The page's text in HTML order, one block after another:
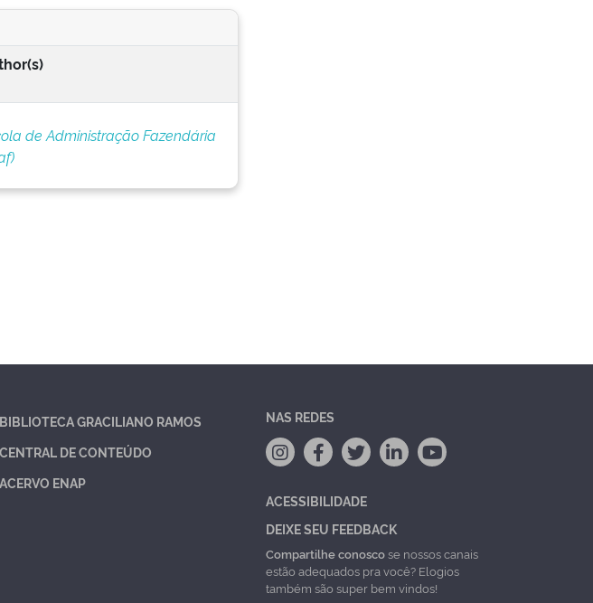
de Administração Fazendária
BIBLIOTECA GRACILIANO RAMOS
CENTRAL DE CONTEÚDO
ACERVO ENAP
NAS REDES
ACESSIBILIDADE
DEIXE SEU FEEDBACK
Compartilhe conoscose nossos canais
estão adequados pra você? Elogios
também são super bem vindos!